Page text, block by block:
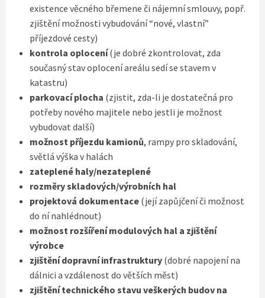
existence věcného břemene či nájemní smlouvy, popř.
zjištění možnosti vybudování “nové, vlastní”
příjezdové cesty)
kontrola oplocení(je dobré zkontrolovat, zda
současný stav oplocení areálu sedí se stavem v
katastru)
parkovací plocha (zjistit, zda-li je dostatečná pro
potřeby nového majitele nebo jestli je možnost
vybudovat další)
možnost příjezdu kamionů, rampy pro skladování,
světlá výška v halách
zateplené haly/nezateplené
rozměry skladových/výrobních hal
projektová dokumentace (její zapůjčení či možnost
do ní nahlédnout)
možnost rozšíření modulových hal a zjištění
výrobce
zjištění dopravní infrastruktury (dobré napojení na
dálnici a vzdálenost do větších měst)
zjištění technického stavu veškerých budov na